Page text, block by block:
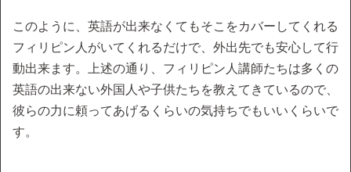
このように、英語が出来なくてもそこをカバーしてくれる
フィリピン人がいてくれるだけで、外出先でも安心して行
動出来ます。上述の通り、フィリピン人講師たちは多くの
英語の出来ない外国人や子供たちを教えてきているので、
彼らの力に頼ってあげるくらいの気持ちでもいいくらいで
す。